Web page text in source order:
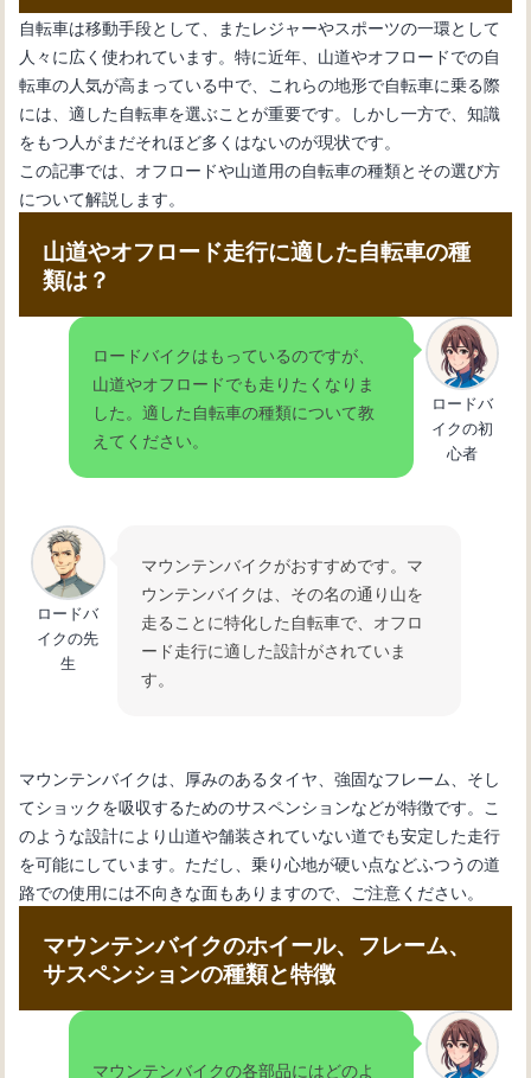
自転車は移動手段として、またレジャーやスポーツの一環として
人々に広く使われています。特に近年、山道やオフロードでの自
転車の人気が高まっている中で、これらの地形で自転車に乗る際
には、適した自転車を選ぶことが重要です。しかし一方で、知識
をもつ人がまだそれほど多くはないのが現状です。
この記事では、オフロードや山道用の自転車の種類とその選び方
について解説します。
山道やオフロード走行に適した自転車の種
類は？
ロードバイクはもっているのですが、
山道やオフロードでも走りたくなりま
した。適した自転車の種類について教
えてください。
ロードバ
イクの初
心者
ロードバ
イクの先
生
マウンテンバイクがおすすめです。マ
ウンテンバイクは、その名の通り山を
走ることに特化した自転車で、オフロ
ード走行に適した設計がされていま
す。
マウンテンバイクは、厚みのあるタイヤ、強固なフレーム、そし
てショックを吸収するためのサスペンションなどが特徴です。こ
のような設計により山道や舗装されていない道でも安定した走行
を可能にしています。ただし、乗り心地が硬い点などふつうの道
路での使用には不向きな面もありますので、ご注意ください。
マウンテンバイクのホイール、フレーム、
サスペンションの種類と特徴
マウンテンバイクの各部品にはどのよ